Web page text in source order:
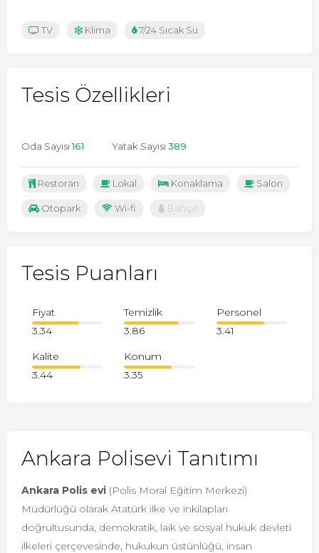
TV Klima 7/24 Sıcak Su
Tesis Özellikleri
Oda Sayısı161 Yatak Sayısı 389
Restoran Lokal Konaklama Salon
Otopark Wi-fi Bahçe
Tesis Puanları
Fiyat
3.34
Temizlik
3.86
Personel
3.41
Kalite
3.44
Konum
3.35
Ankara Polisevi Tanıtımı
Ankara Polis evi (Polis Moral Eğitim Merkezi)
Müdürlüğü olarak Atatürk ilke ve inkilapları
doğrultusunda, demokratik, laik ve sosyal hukuk devleti
ilkeleri çerçevesinde, hukukun üstünlüğü, insan